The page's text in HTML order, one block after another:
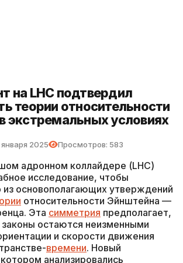
на LHC подтвердил
теории относительности
экстремальных условиях
2025 Просмотров: 583
адронном коллайдере (LHC)
исследование, чтобы
из основополагающих утверждений
относительности Эйнштейна —
Эта симметрия предполагает,
законы остаются неизменными
и скорости движения
времени. Новый
анализировались